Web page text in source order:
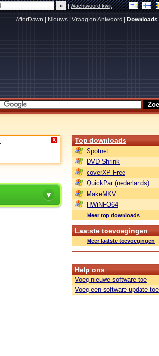
|Wachtwoord kwijt
AfterDawn Nieuws Vraag en Antwoord Downloads
X Top downloads
Spotnet
DVD Shrink
coverXP Free
QuickPar (nederlands)
MakeMKV
HWiNFO64
Meer top downloads
Laatste toevoegingen
Meer laatste toevoegingen
Help ons
Voeg nieuwe software toe
Voeg een software update toe